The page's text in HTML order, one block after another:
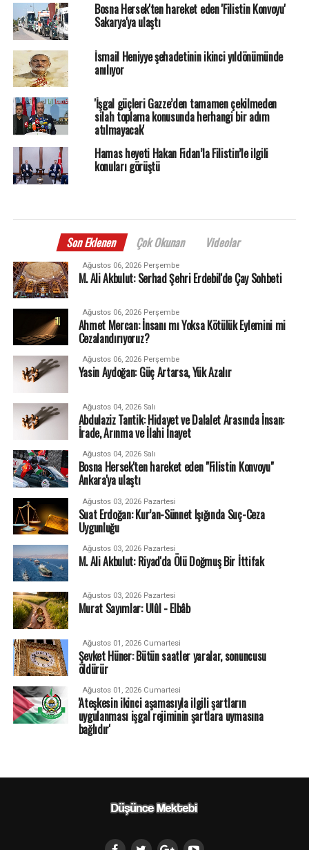
Bosna Hersek'ten hareket eden 'Filistin Konvoyu'
Sakarya'ya ulaştı
İsmail Heniyye şehadetinin ikinci yıldönümünde
anılıyor
'İşgal güçleri Gazze’den tamamen çekilmeden
silah toplama konusunda herhangi bir adım
atılmayacak'
Hamas heyeti Hakan Fidan’la Filistin’le ilgili
konuları görüştü
Son Eklenen Çok Okunan Videolar
Ağustos 06, 2026 Perşembe
M. Ali Akbulut: Serhad Şehri Erdebil'de Çay Sohbeti
Ağustos 06, 2026 Perşembe
Ahmet Mercan: İnsanı mı Yoksa Kötülük Eylemini mi
Cezalandırıyoruz?
Ağustos 06, 2026 Perşembe
Yasin Aydoğan: Güç Artarsa, Yük Azalır
Ağustos 04, 2026 Salı
Abdulaziz Tantik: Hidayet ve Dalalet Arasında İnsan:
İrade, Arınma ve İlahi İnayet
Ağustos 04, 2026 Salı
Bosna Hersek'ten hareket eden "Filistin Konvoyu"
Ankara'ya ulaştı
Ağustos 03, 2026 Pazartesi
Suat Erdoğan: Kur’an-Sünnet Işığında Suç-Ceza
Uygunluğu
Ağustos 03, 2026 Pazartesi
M. Ali Akbulut: Riyad'da Ölü Doğmuş Bir İttifak
Ağustos 03, 2026 Pazartesi
Murat Sayımlar: Ulûl - Elbâb
Ağustos 01, 2026 Cumartesi
Şevket Hüner: Bütün saatler yaralar, sonuncusu
öldürür
Ağustos 01, 2026 Cumartesi
'Ateşkesin ikinci aşamasıyla ilgili şartların
uygulanması işgal rejiminin şartlara uymasına
bağlıdır'